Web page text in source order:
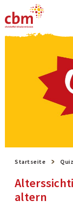
Startseite
altern